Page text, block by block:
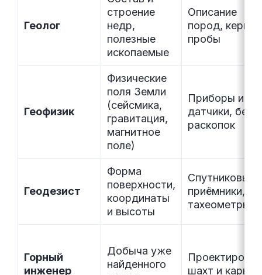
Геолог
строение
недр,
полезные
ископаемые
Описание
пород, керн,
пробы
Геофизик
Физические
поля Земли
(сейсмика,
гравитация,
магнитное
поле)
Приборы и
датчики, без
раскопок
Геодезист
Форма
поверхности,
координаты
и высоты
Спутниковые
приёмники,
тахеометры
Горный
инженер
Добыча уже
найденного
шахт и